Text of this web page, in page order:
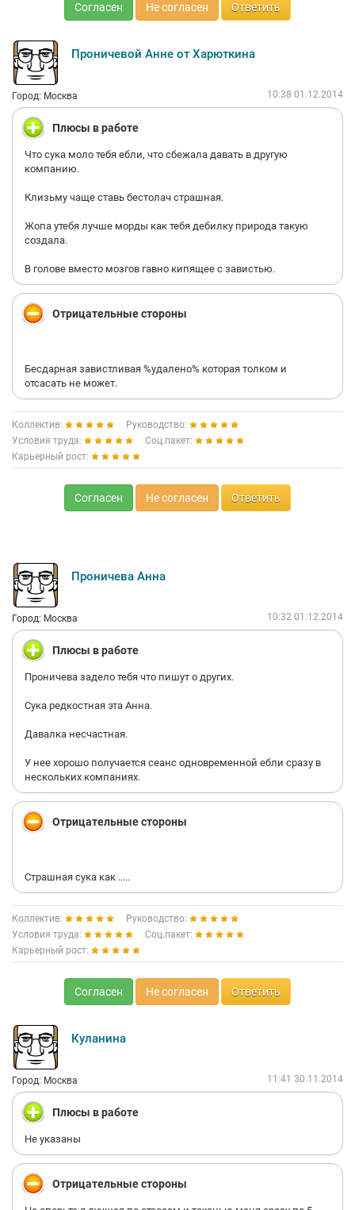
Согласен Не согласен Ответить
Проничевой Анне от Харюткина
Город: Москва 10:38 01.12.2014
Плюсы в работе
Что сука моло тебя ебли, что сбежала давать в другую
компанию.
Клизьму чаще ставь бестолач страшная.
Жопа утебя лучше морды как тебя дебилку природа такую
создала.
В голове вместо мозгов гавно кипящее с завистью.
Отрицательные стороны
Бесдарная завистливая %удалено% которая толком и
отсасать не может.
Коллектив:
Руководство:
Условия труда:
Соц.пакет:
Карьерный рост:
Согласен Не согласен Ответить
Проничева Анна
Город: Москва 10:32 01.12.2014
Плюсы в работе
Проничева задело тебя что пишут о других.
Сука редкостная эта Анна.
Давалка несчастная.
У нее хорошо получается сеанс одновременной ебли сразу в
нескольких компаниях.
Отрицательные стороны
Страшная сука как .....
Коллектив:
Руководство:
Условия труда:
Соц.пакет:
Карьерный рост:
Согласен Не согласен Ответить
Куланина
Город: Москва 11:41 30.11.2014
Плюсы в работе
Не указаны
Отрицательные стороны